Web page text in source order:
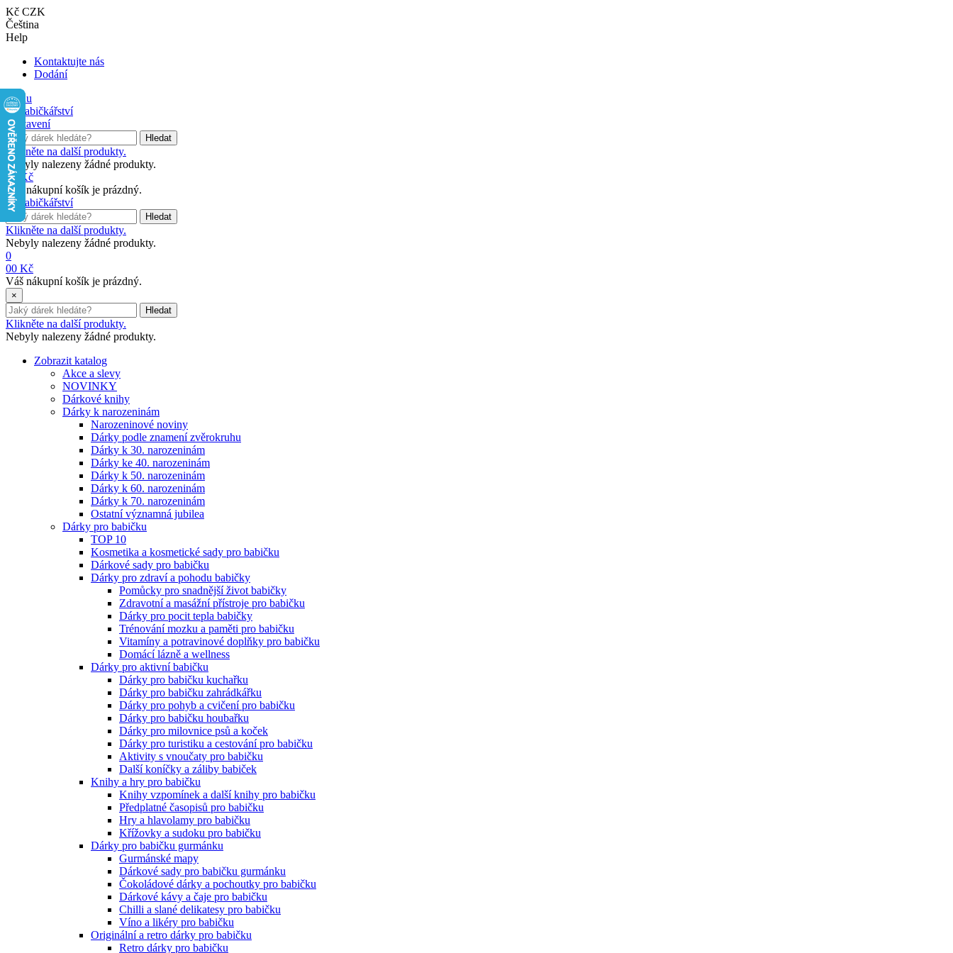
Kč CZK
Čeština
Help
Kontaktujte nás
Dodání
Menu
Nastavení
Hledat
Klikněte na další produkty.
Nebyly nalezeny žádné produkty.
00 Kč
Váš nákupní košík je prázdný.
Hledat
Klikněte na další produkty.
Nebyly nalezeny žádné produkty.
0
00 Kč
Váš nákupní košík je prázdný.
×
Hledat
Klikněte na další produkty.
Nebyly nalezeny žádné produkty.
Zobrazit katalog
Akce a slevy
NOVINKY
Dárkové knihy
Dárky k narozeninám
Narozeninové noviny
Dárky podle znamení zvěrokruhu
Dárky k 30. narozeninám
Dárky ke 40. narozeninám
Dárky k 50. narozeninám
Dárky k 60. narozeninám
Dárky k 70. narozeninám
Ostatní významná jubilea
Dárky pro babičku
TOP 10
Kosmetika a kosmetické sady pro babičku
Dárkové sady pro babičku
Dárky pro zdraví a pohodu babičky
Pomůcky pro snadnější život babičky
Zdravotní a masážní přístroje pro babičku
Dárky pro pocit tepla babičky
Trénování mozku a paměti pro babičku
Vitamíny a potravinové doplňky pro babičku
Domácí lázně a wellness
Dárky pro aktivní babičku
Dárky pro babičku kuchařku
Dárky pro babičku zahrádkářku
Dárky pro pohyb a cvičení pro babičku
Dárky pro babičku houbařku
Dárky pro milovnice psů a koček
Dárky pro turistiku a cestování pro babičku
Aktivity s vnoučaty pro babičku
Další koníčky a záliby babiček
Knihy a hry pro babičku
Knihy vzpomínek a další knihy pro babičku
Předplatné časopisů pro babičku
Hry a hlavolamy pro babičku
Křížovky a sudoku pro babičku
Dárky pro babičku gurmánku
Gurmánské mapy
Dárkové sady pro babičku gurmánku
Čokoládové dárky a pochoutky pro babičku
Dárkové kávy a čaje pro babičku
Chilli a slané delikatesy pro babičku
Víno a likéry pro babičku
Originální a retro dárky pro babičku
Retro dárky pro babičku